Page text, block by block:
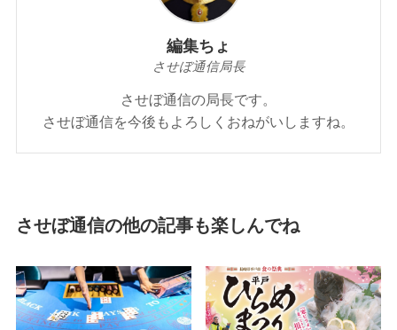
編集ちょ
させぼ通信局長
させぼ通信の局長です。
させぼ通信を今後もよろしくおねがいしますね。
させぼ通信の他の記事も楽しんでね